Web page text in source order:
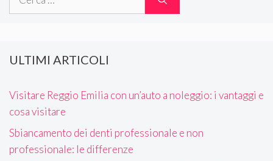
ULTIMI ARTICOLI
Visitare Reggio Emilia con un’auto a noleggio: i vantaggi e
cosa visitare
Sbiancamento dei denti professionale e non
professionale: le differenze